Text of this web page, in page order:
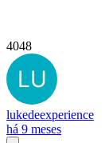
4048
lukedeexperience
há 9 meses